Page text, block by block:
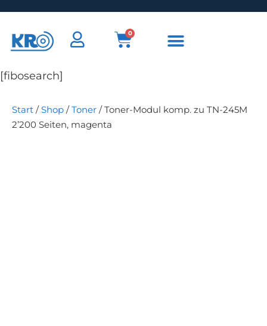
0
[fibosearch]
Start /Shop /Toner / Toner-Modul komp. zu TN-245M
2’200 Seiten, magenta